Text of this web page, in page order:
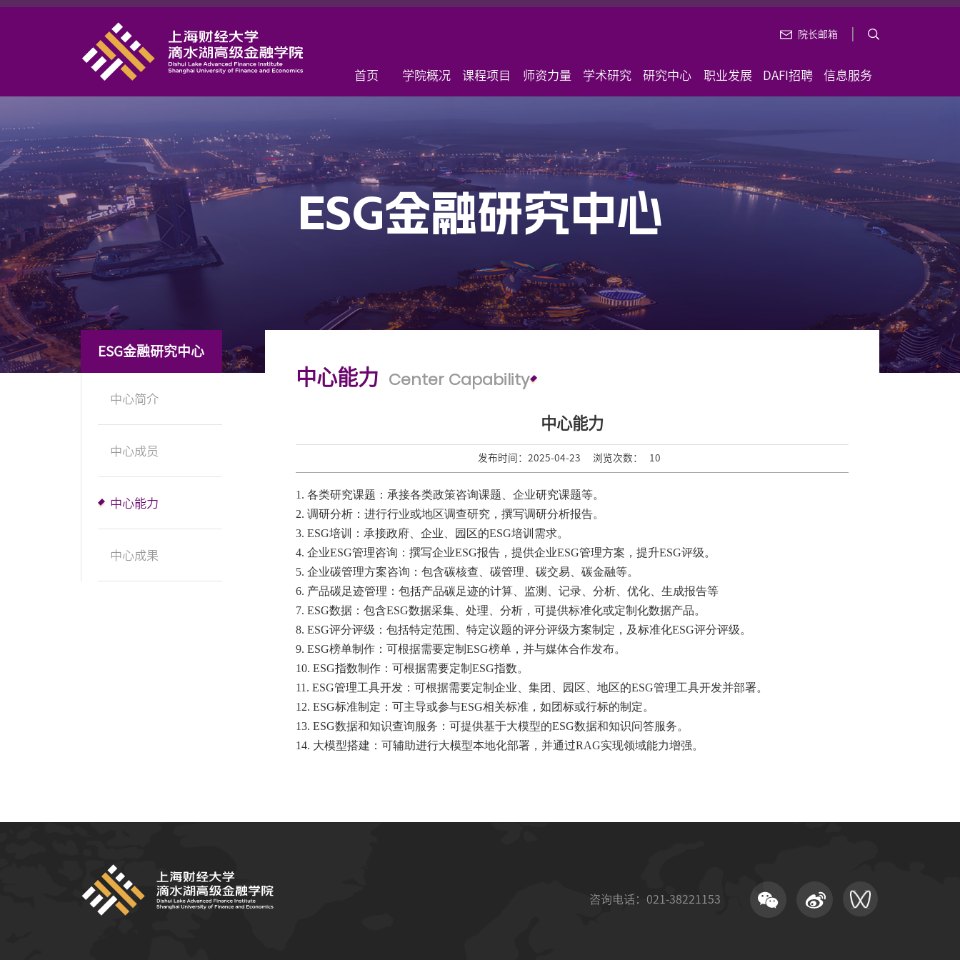
院长邮箱
首页 学院概况 课程项目 师资力量 学术研究 研究中心 职业发展 DAFI招聘 信息服务
课程项目
师资力量
学术研究
研究中心
职业发展
DAFI招聘
信息服务
院长邮箱
地址：上海市浦东新区海基六路99号创新魔坊三期2号楼
邮编：201306
ESG金融研究中心
ESG金融研究中心
中心简介
中心成员
中心能力
中心成果
中心能力 Center Capability
中心能力
发布时间：2025-04-23 浏览次数： 10
1. 各类研究课题：承接各类政策咨询课题、企业研究课题等。
2. 调研分析：进行行业或地区调查研究，撰写调研分析报告。
3. ESG培训：承接政府、企业、园区的ESG培训需求。
4. 企业ESG管理咨询：撰写企业ESG报告，提供企业ESG管理方案，提升ESG评级。
5. 企业碳管理方案咨询：包含碳核查、碳管理、碳交易、碳金融等。
6. 产品碳足迹管理：包括产品碳足迹的计算、监测、记录、分析、优化、生成报告等
7. ESG数据：包含ESG数据采集、处理、分析，可提供标准化或定制化数据产品。
8. ESG评分评级：包括特定范围、特定议题的评分评级方案制定，及标准化ESG评分评级。
9. ESG榜单制作：可根据需要定制ESG榜单，并与媒体合作发布。
10. ESG指数制作：可根据需要定制ESG指数。
11. ESG管理工具开发：可根据需要定制企业、集团、园区、地区的ESG管理工具开发并部署。
12. ESG标准制定：可主导或参与ESG相关标准，如团标或行标的制定。
13. ESG数据和知识查询服务：可提供基于大模型的ESG数据和知识问答服务。
14. 大模型搭建：可辅助进行大模型本地化部署，并通过RAG实现领域能力增强。
咨询电话：021-38221153